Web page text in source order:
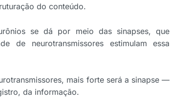
do conteúdo.
se dá por meio das sinapses, que
de neurotransmissores estimulam essa
mais forte será a sinapse —
da informação.